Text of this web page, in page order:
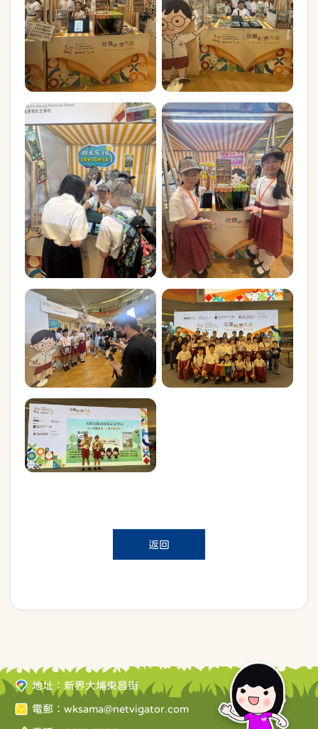
返回
地址：新界大埔東昌街
電郵： wksama@netvigator.com